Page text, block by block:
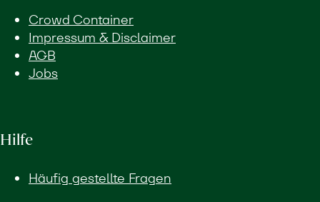
Crowd Container
Impressum & Disclaimer
AGB
Jobs
Hilfe
Häufig gestellte Fragen